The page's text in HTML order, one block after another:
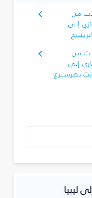
من
إلى
من
إلى
بطرسبرغ
ليبيا